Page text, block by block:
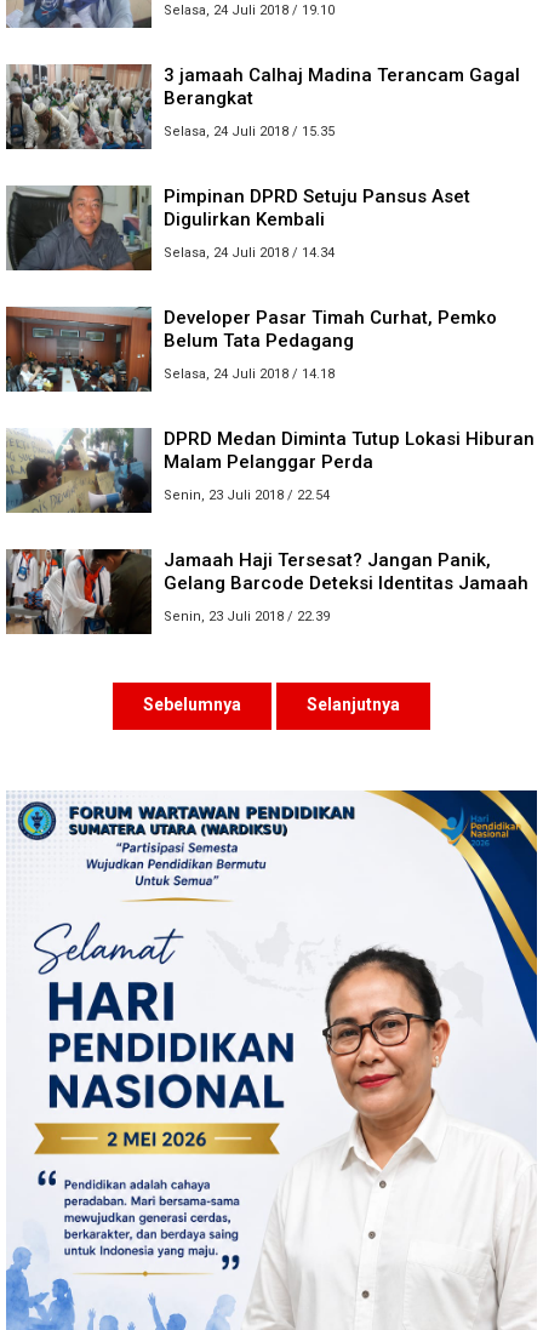
Selasa, 24 Juli 2018 / 19.10
3 jamaah Calhaj Madina Terancam Gagal
Berangkat
Selasa, 24 Juli 2018 / 15.35
Pimpinan DPRD Setuju Pansus Aset
Digulirkan Kembali
Selasa, 24 Juli 2018 / 14.34
Developer Pasar Timah Curhat, Pemko
Belum Tata Pedagang
Selasa, 24 Juli 2018 / 14.18
DPRD Medan Diminta Tutup Lokasi Hiburan
Malam Pelanggar Perda
Senin, 23 Juli 2018 / 22.54
Jamaah Haji Tersesat? Jangan Panik,
Gelang Barcode Deteksi Identitas Jamaah
Senin, 23 Juli 2018 / 22.39
Sebelumnya Selanjutnya